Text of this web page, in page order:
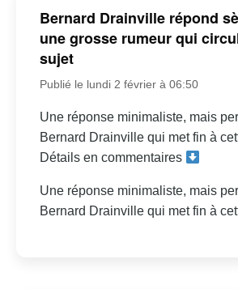
Bernard Drainville répond
une grosse rumeur qui
sujet
Publié le lundi 2 février à 06:50
Une réponse minimaliste, mais
Bernard Drainville qui met fin à
Détails en commentaires
Une réponse minimaliste, mais
Bernard Drainville qui met fin à